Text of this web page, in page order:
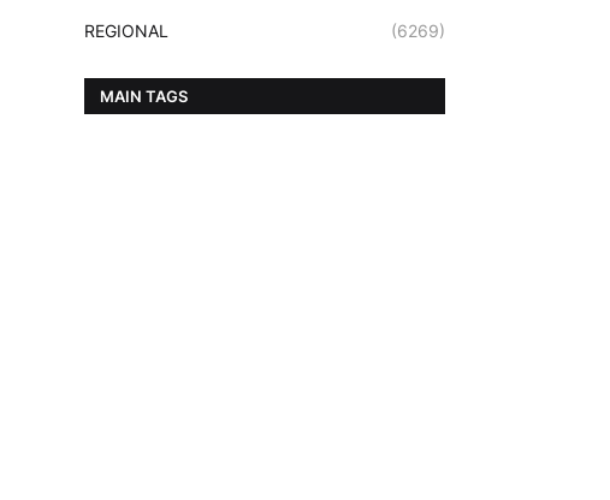
REGIONAL (6269)
MAIN TAGS